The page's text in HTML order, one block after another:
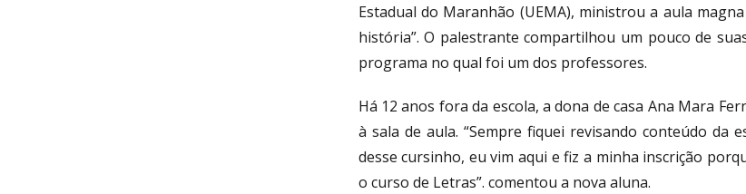
Estadual do Maranhão (UEMA), ministrou a aula
história”. O palestrante compartilhou um pouco de
programa no qual foi um dos professores.
Há 12 anos fora da escola, a dona de casa Ana Mara
à sala de aula. “Sempre fiquei revisando conteúdo da
desse cursinho, eu vim aqui e fiz a minha inscrição
o curso de Letras”. comentou a nova aluna.